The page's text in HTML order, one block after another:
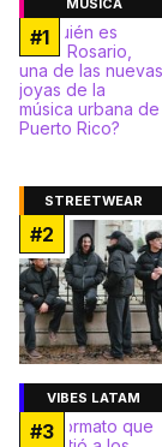
MÚSICA
#1
STREETWEAR
#2
VIBES LATAM
#3